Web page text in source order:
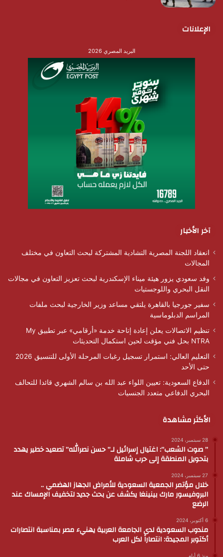
الإعلانات
البريد المصري 2026
آخر الأخبار
انعقاد اللجنة المصرية التشادية المشتركة لبحث التعاون في مختلف
المجالات
وفد سعودي يزور هيئة ميناء الإسكندرية لبحث تعزيز التعاون في مجالات
النقل البحري واللوجستيات
سفير جورجيا بالقاهرة يلتقي مساعد وزير الخارجية لبحث ملفات
المراسم الدبلوماسية
تنظيم الاتصالات يعلن إعادة إتاحة خدمة «أرقامي» عبر تطبيق My
NTRA بحل فني مؤقت لحين استكمال التحديثات
التعليم العالي: استمرار تسجيل رغبات المرحلة الأولى للتنسيق 2026
حتى الأحد
الدفاع السعودية: تعيين اللواء عبد الله بن سالم الشهري قائدا للتحالف
البحري الدفاعي متعدد الجنسيات
الأكثر مشاهدة
28 سبتمبر، 2024
” صوت الشعب”: اغتيال إسرائيل لـ” حسن نصرالله” تصعيد خطير يهدد
بتحويل المنطقة إلى حرب شاملة
27 سبتمبر، 2024
خلال مؤتمر الجمعية السعودية للأمراض الجهاز الهضمي ..
البروفيسور مارك بينينغا يكشف عن بحث جديد لتخفيف الإمساك عند
الرضع
6 أكتوبر، 2024
مندوب السعودية لدى الجامعة العربية يهنيء مصر بمناسبة انتصارات
أكتوبر المجيدة: انتصاراً لكل العرب
منذ 6 أيام